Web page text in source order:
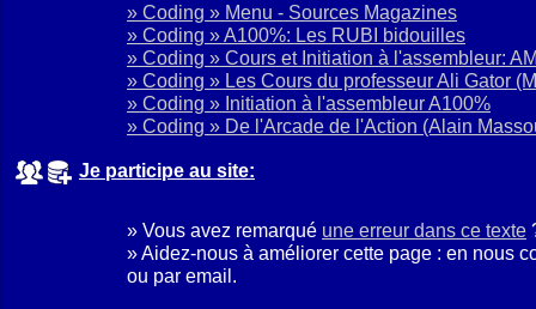
» Coding » Menu - Sources Magazines
» Coding » A100%: Les RUBI bidouilles
» Coding » Cours et Initiation à l'assembleur:
» Coding » Les Cours du professeur Ali Gator
» Coding » Initiation à l'assembleur A100%
» Coding » De l'Arcade de l'Action (Alain
Je participe au site:
» Vous avez remarqué une erreur dans ce texte
» Aidez-nous à améliorer cette page : en nous
ou par email.